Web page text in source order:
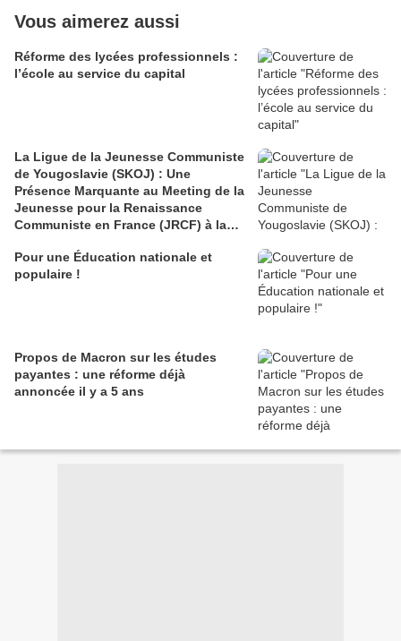
Vous aimerez aussi
Réforme des lycées professionnels :
l’école au service du capital
La Ligue de la Jeunesse Communiste
de Yougoslavie (SKOJ) : Une
Présence Marquante au Meeting de la
Jeunesse pour la Renaissance
Communiste en France (JRCF) à la
Pour une Éducation nationale et
populaire !
Propos de Macron sur les études
payantes : une réforme déjà
annoncée il y a 5 ans